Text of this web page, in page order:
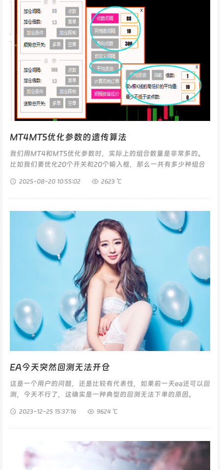
MT4MT5优化参数的遗传算法
我们用MT4和MT5优化参数时，实际上的组合数量是非常多的。
比如我们要优化20个开关和20个输入框，那么一共有多少种组合
2025-08-20 10:55:02 2623 ℃
EA今天突然回测无法开仓
这是一个用户的问题，还是比较有代表性，如果前一天ea还可以回
测，今天不行了，这确实是一种典型的回测无法下单的原因。
2023-12-25 15:37:16 9624 ℃